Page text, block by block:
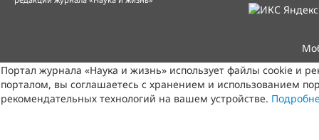
Портал журнала «Наука и жизнь» использует файлы cookie и
порталом, вы соглашаетесь с хранением и использованием
рекомендательных технологий на вашем устройстве.